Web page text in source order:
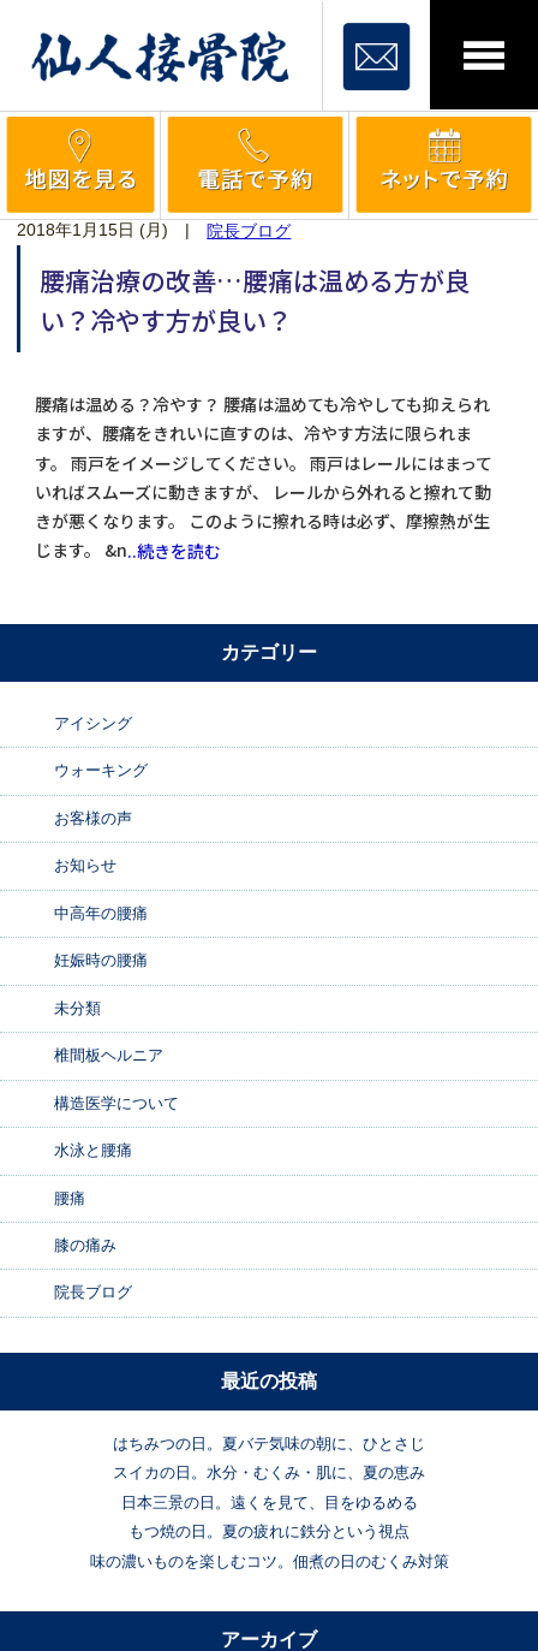
2018年1月15日 (月) 院長ブログ
腰痛治療の改善…腰痛は温める方が良
い？冷やす方が良い？
腰痛は温める？冷やす？ 腰痛は温めても冷やしても抑えられ
ますが、腰痛をきれいに直すのは、冷やす方法に限られま
す。 雨戸をイメージしてください。 雨戸はレールにはまって
いればスムーズに動きますが、 レールから外れると擦れて動
きが悪くなります。 このように擦れる時は必ず、摩擦熱が生
じます。 &n..続きを読む
カテゴリー
アイシング
ウォーキング
お客様の声
お知らせ
中高年の腰痛
妊娠時の腰痛
未分類
椎間板ヘルニア
構造医学について
水泳と腰痛
腰痛
膝の痛み
院長ブログ
最近の投稿
はちみつの日。夏バテ気味の朝に、ひとさじ
スイカの日。水分・むくみ・肌に、夏の恵み
日本三景の日。遠くを見て、目をゆるめる
もつ焼の日。夏の疲れに鉄分という視点
味の濃いものを楽しむコツ。佃煮の日のむくみ対策
アーカイブ